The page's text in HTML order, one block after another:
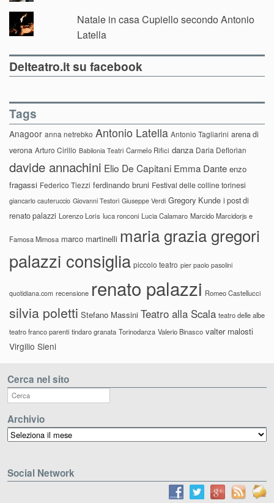
Natale in casa Cupiello secondo Antonio
Latella
Delteatro.it su facebook
Tags
Anagoor anna netrebko Antonio Latella Antonio Tagliarini arena di
verona Arturo Cirillo Babilonia Teatri Carmelo Rifici danza Daria Deflorian
davide annachini Elio De Capitani Emma Dante enzo
fragassi Federico Tiezzi ferdinando bruni Festival delle colline torinesi
giancarlo cauteruccio Giovanni Testori Giuseppe Verdi Gregory Kunde i post di
renato palazzi Lorenzo Loris luca ronconi Lucia Calamaro Marcido Marcidorjs e
Famosa Mimosa marco martinelli maria grazia gregori
palazzi consiglia piccolo teatro pier paolo pasolini
quotidiana.com recensione renato palazzi Romeo Castellucci
silvia poletti Stefano Massini Teatro alla Scala teatro delle albe
teatro franco parenti tindaro granata Torinodanza Valerio Binasco valter malosti
Virgilio Sieni
Cerca nel sito
Archivio
Archivio
Social Network